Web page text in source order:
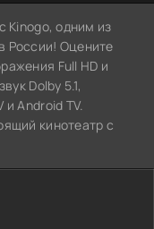
Kinogo, одним из
России! Оцените
Full HD и
Dolby 5.1,
Android TV.
кинотеатр с